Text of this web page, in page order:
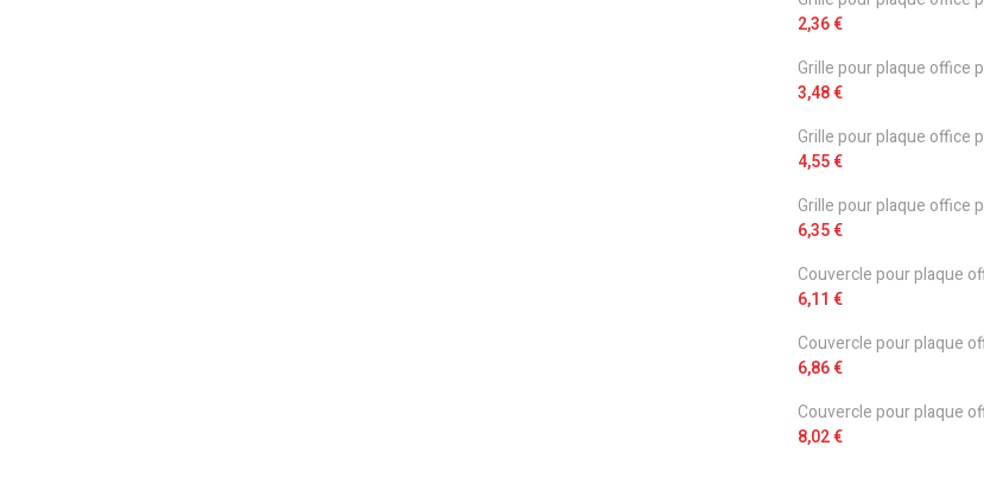
2,36 €
Grille pour plaque office
3,48 €
Grille pour plaque office
4,55 €
Grille pour plaque office
6,35 €
Couvercle pour plaque
6,11 €
Couvercle pour plaque
6,86 €
Couvercle pour plaque
8,02 €